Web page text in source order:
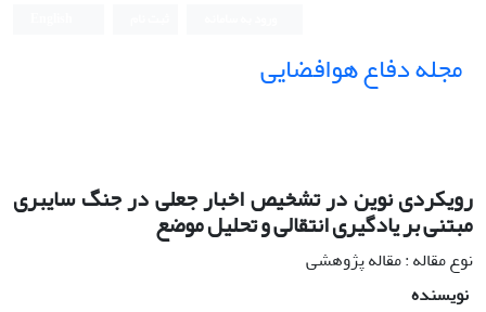
مجله دفاع هوافضایی
رویکردی نوین در تشخیص اخبار جعلی در جنگ سایبری
مبتنی بر یادگیری انتقالی و تحلیل موضع
نوع مقاله : مقاله پژوهشی
نویسنده